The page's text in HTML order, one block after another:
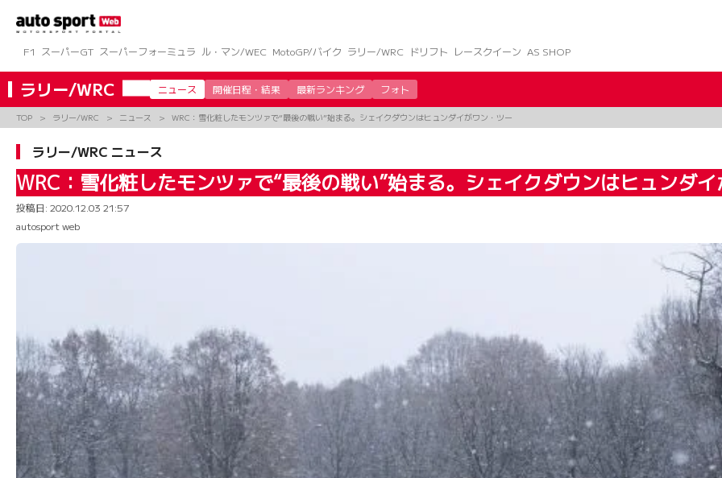
ツ
へ
ス
キ
ッ
F1 スーパーGT スーパーフォーミュラ ル・マン/WEC MotoGP/バイク ラリー/WRC ドリフト レースクイーン AS SHOP
ラリー/WRC ニュース 開催日程・結果 最新ランキング フォト
TOP ラリー/WRC ニュース WRC：雪化粧したモンツァで“最後の戦い”始まる。シェイクダウンはヒュンダイがワン・ツー
ラリー/WRC ニュース
WRC：雪化粧したモンツァで“最後の戦い”始まる。シェイクダウンはヒュンダ
投稿日: 2020.12.03 21:57
autosport web